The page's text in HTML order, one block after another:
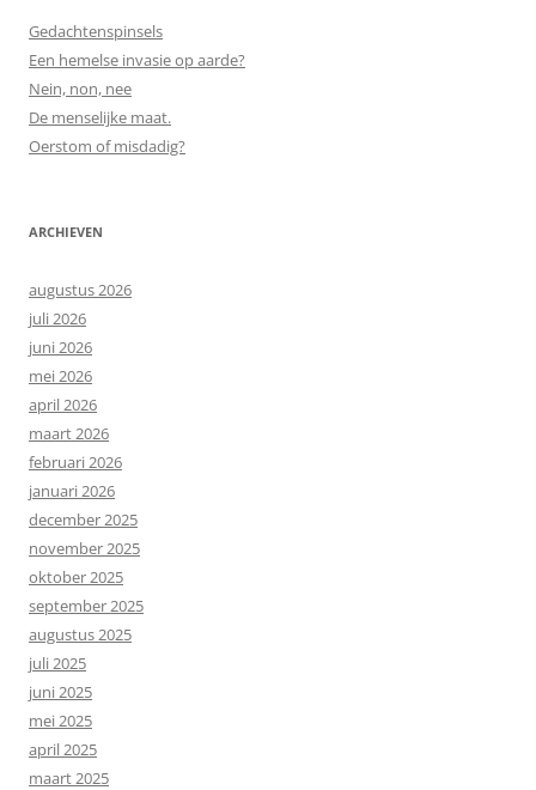
Gedachtenspinsels
Een hemelse invasie op aarde?
Nein, non, nee
De menselijke maat.
Oerstom of misdadig?
ARCHIEVEN
augustus 2026
juli 2026
juni 2026
mei 2026
april 2026
maart 2026
februari 2026
januari 2026
december 2025
november 2025
oktober 2025
september 2025
augustus 2025
juli 2025
juni 2025
mei 2025
april 2025
maart 2025